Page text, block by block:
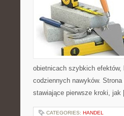
obietnicach szybkich
codziennych nawyków.
stawiające pierwsze kroki,
CATEGORIES: HANDEL